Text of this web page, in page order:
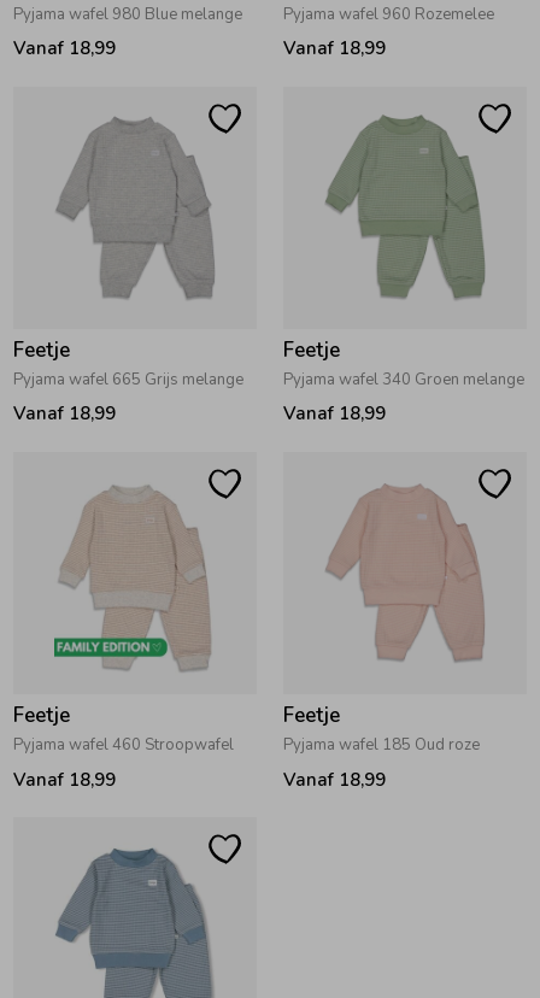
Pyjama wafel 980 Blue melange
Vanaf 18,99
Pyjama wafel 960 Rozemelee
Vanaf 18,99
Feetje
Pyjama wafel 665 Grijs melange
Vanaf 18,99
Feetje
Pyjama wafel 340 Groen melange
Vanaf 18,99
Feetje
Pyjama wafel 460 Stroopwafel
Vanaf 18,99
Feetje
Pyjama wafel 185 Oud roze
Vanaf 18,99